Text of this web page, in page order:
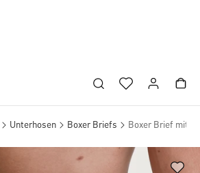
Unterhosen Boxer Briefs Boxer Brief mit